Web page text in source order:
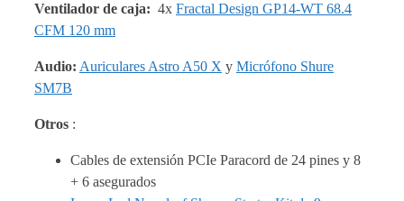
Ventilador de caja: 4x Fractal Design GP14-WT 68.4
CFM 120 mm
Audio: Auriculares Astro A50 X y Micrófono Shure
SM7B
Otros :
Cables de extensión PCIe Paracord de 24 pines y 8
+ 6 asegurados